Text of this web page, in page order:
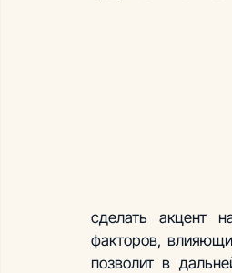
сделать акцент
факторов,
позволит в